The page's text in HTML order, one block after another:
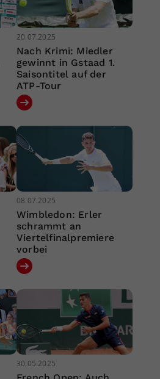
20.07.2025
Nach Krimi: Miedler
gewinnt in Gstaad 1.
Saisontitel auf der
ATP-Tour
08.07.2025
Wimbledon: Erler
schrammt an
Viertelfinalpremiere
vorbei
30.05.2025